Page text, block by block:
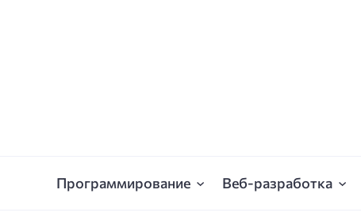
Программирование Веб-разработка